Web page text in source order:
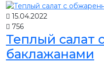
15.04.2022
756
Теплый салат
баклажанами